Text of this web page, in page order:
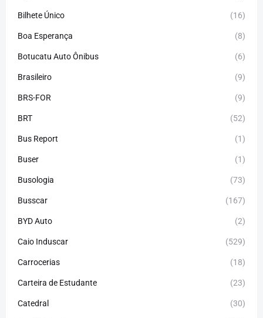
Bilhete Único (16)
Boa Esperança (8)
Botucatu Auto Ônibus (6)
Brasileiro (9)
BRS-FOR (9)
BRT (52)
Bus Report (1)
Buser (1)
Busologia (73)
Busscar (167)
BYD Auto (2)
Caio Induscar (529)
Carrocerias (18)
Carteira de Estudante (23)
Catedral (30)